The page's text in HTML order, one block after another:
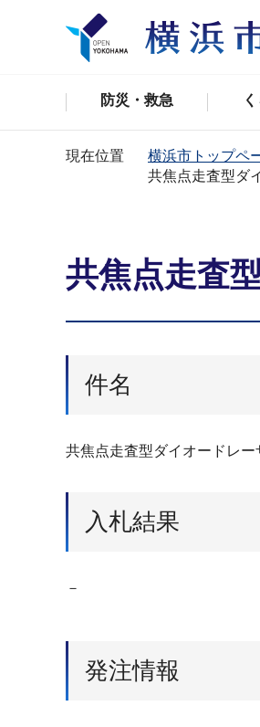
防災・救急
現在位置 横浜市トップペ
共焦点走査型ダ
共焦点走査
件名
共焦点走査型ダイオードレー
入札結果
－
発注情報